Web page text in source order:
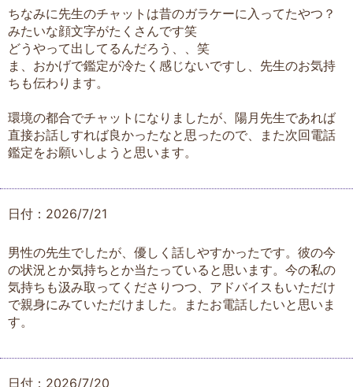
ちなみに先生のチャットは昔のガラケーに入ってたやつ？
みたいな顔文字がたくさんです笑
どうやって出してるんだろう、、笑
ま、おかげで鑑定が冷たく感じないですし、先生のお気持
ちも伝わります。
環境の都合でチャットになりましたが、陽月先生であれば
直接お話しすれば良かったなと思ったので、また次回電話
鑑定をお願いしようと思います。
日付：2026/7/21
男性の先生でしたが、優しく話しやすかったです。彼の今
の状況とか気持ちとか当たっていると思います。今の私の
気持ちも汲み取ってくださりつつ、アドバイスもいただけ
で親身にみていただけました。またお電話したいと思いま
す。
日付：2026/7/20